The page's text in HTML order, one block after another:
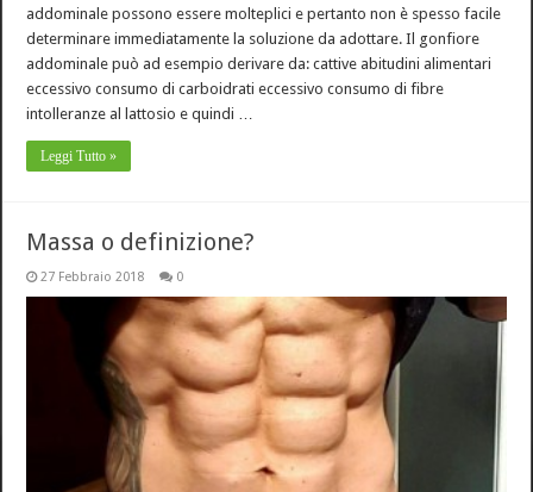
addominale possono essere molteplici e pertanto non è spesso facile
determinare immediatamente la soluzione da adottare. Il gonfiore
addominale può ad esempio derivare da: cattive abitudini alimentari
eccessivo consumo di carboidrati eccessivo consumo di fibre
intolleranze al lattosio e quindi …
Leggi Tutto »
Massa o definizione?
27 Febbraio 2018 0